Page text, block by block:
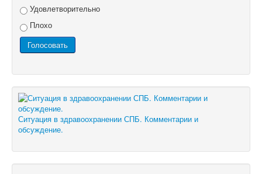
Удовлетворительно
Плохо
Ситуация в здравоохранении СПБ. Комментарии и
обсуждение.